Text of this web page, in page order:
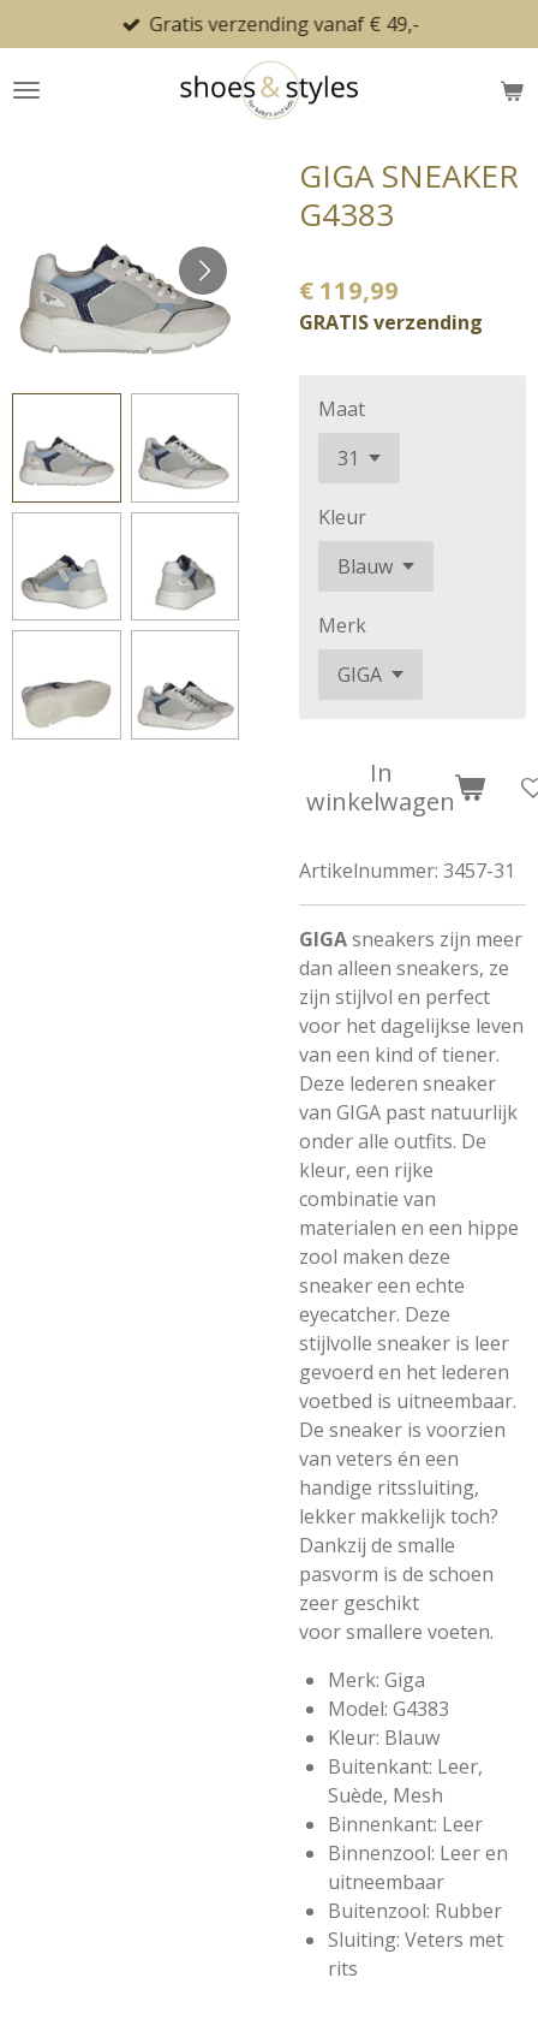
direct
naar
Gratis verzending vanaf € 49,-
GIGA SNEAKER
G4383
€ 119,99
GRATIS verzending
Maat
Kleur
Merk
In
winkelwagen
Artikelnummer: 3457-31
GIGAsneakers zijn meer
dan alleen sneakers, ze
zijn stijlvol en perfect
voor het dagelijkse leven
van een kind of tiener.
Deze lederen sneaker
van GIGA past natuurlijk
onder alle outfits. De
kleur, een rijke
combinatie van
materialen en een hippe
zool maken deze
sneaker een echte
eyecatcher. Deze
stijlvolle sneaker is leer
gevoerd en het lederen
voetbed is uitneembaar.
De sneaker is voorzien
van veters én een
handige ritssluiting,
lekker makkelijk toch?
Dankzij de smalle
pasvorm is de schoen
zeer geschikt
voor smallere voeten.
Merk: Giga
Model: G4383
Kleur: Blauw
Buitenkant: Leer,
Suède, Mesh
Binnenkant: Leer
Binnenzool: Leer en
uitneembaar
Buitenzool: Rubber
Sluiting: Veters met
rits